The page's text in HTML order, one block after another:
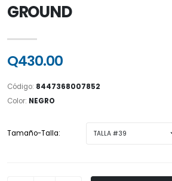
GROUND
Q430.00
Código: 8447368007852
Color: NEGRO
Tamaño-Talla: